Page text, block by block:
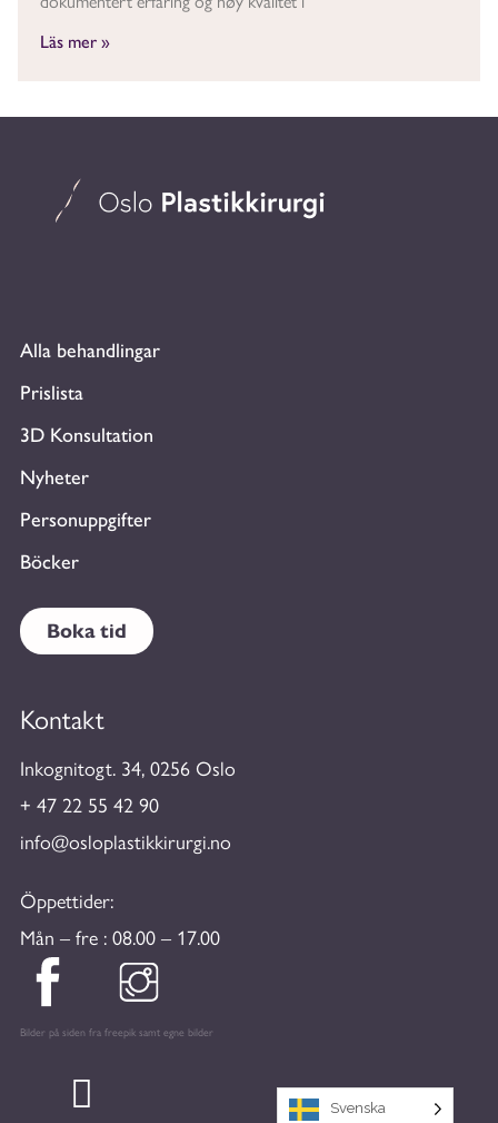
Läs mer »
Alla behandlingar
Prislista
3D Konsultation
Nyheter
Personuppgifter
Böcker
Boka tid
Kontakt
Inkognitogt. 34, 0256 Oslo
+ 47 22 55 42 90
info@osloplastikkirurgi.no
Öppettider:
Mån – fre : 08.00 – 17.00
Bilder på siden fra freepik samt egne bilder
Svenska